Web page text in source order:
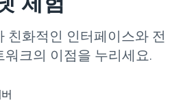
친화적인 인터페이스와 전
워크의 이점을 누리세요.